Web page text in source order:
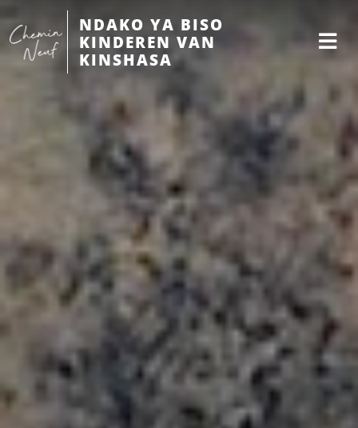
NDAKO YA BISO
KINDEREN VAN
KINSHASA